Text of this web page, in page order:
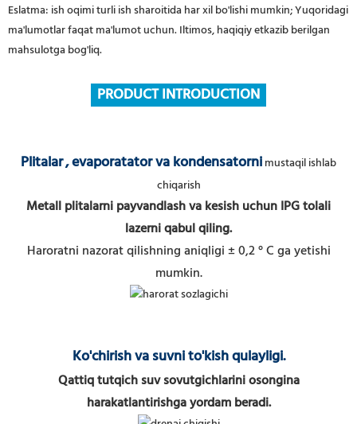
Eslatma: ish oqimi turli ish sharoitida har xil bo'lishi mumkin; Yuqoridagi
ma'lumotlar faqat ma'lumot uchun. Iltimos, haqiqiy etkazib berilgan
mahsulotga bog'liq.
PRODUCT INTRODUCTION
Plitalar, evaporatator va kondensatornimustaqil ishlab
chiqarish
Metall plitalarni payvandlash va kesish uchun IPG tolali
lazerni qabul qiling.
Haroratni nazorat qilishning aniqligi ± 0,2 ° C ga yetishi
mumkin.
Ko'chirish va suvni to'kish qulayligi.
Qattiq tutqich suv sovutgichlarini osongina
harakatlantirishga yordam beradi.